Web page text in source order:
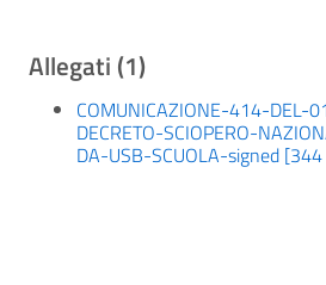
Allegati (1)
COMUNICAZIONE-414-DEL-
DECRETO-SCIOPERO-
DA-USB-SCUOLA-signed